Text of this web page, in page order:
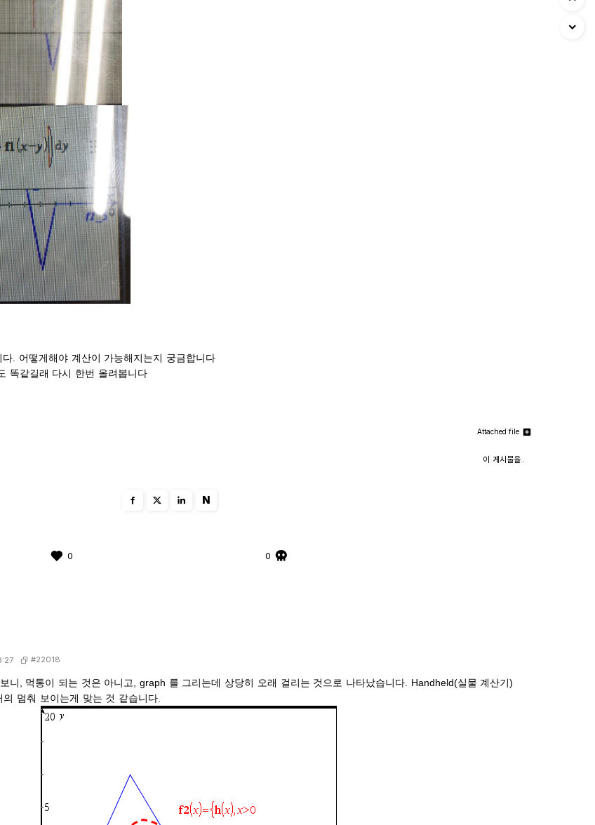
. 어떻게해야 계산이 가능해지는지 궁금합니다
똑같길래 다시 한번 올려봅니다
Attached file
이 게시물을..
N
0 0
#22018
니, 먹통이 되는 것은 아니고, graph 를 그리는데 상당히 오래 걸리는 것으로 나타났습니다. Handheld(실물 계산기)
멈춰 보이는게 맞는 것 같습니다.